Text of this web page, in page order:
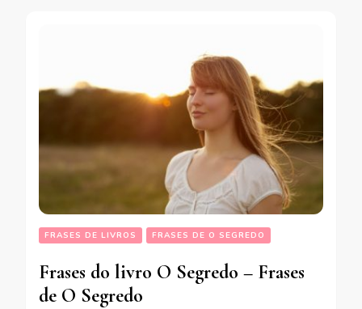
FRASES DE LIVROS FRASES DE O SEGREDO
Frases do livro O Segredo – Frases
de O Segredo